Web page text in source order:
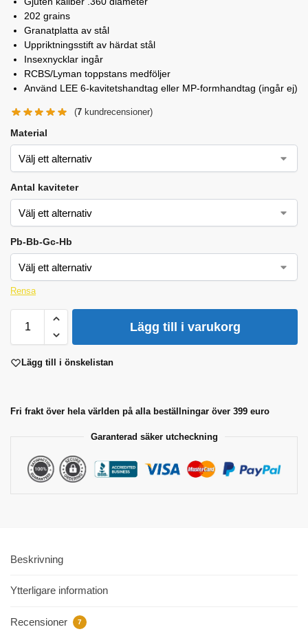
202 grains
Granatplatta av stål
Uppriktningsstift av härdat stål
Insexnycklar ingår
RCBS/Lyman toppstans medföljer
Använd LEE 6-kavitetshandtag eller MP-formhandtag (ingår ej)
(7 kundrecensioner)
Material
Antal kaviteter
Pb-Bb-Gc-Hb
Rensa
Lägg till i varukorg
Lägg till i önskelistan
Fri frakt över hela världen på alla beställningar över 399 euro
Garanterad säker utcheckning
Beskrivning
Ytterligare information
Recensioner 7